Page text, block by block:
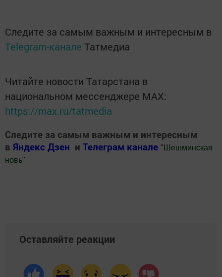
Следите за самым важным и интересным в
Telegram-канале Татмедиа
Читайте новости Татарстана в
национальном мессенджере MАХ:
https://max.ru/tatmedia
Следите за самым важным и интересным
в Яндекс Дзен и Телеграм канале " Шешминская
новь"
Оставляйте реакции